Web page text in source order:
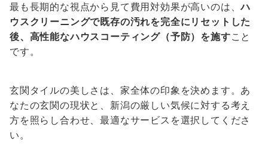
最も長期的な視点から見て費用対効果が高いのは、ハ
ウスクリーニングで既存の汚れを完全にリセットした
後、高性能なハウスコーティング（予防）を施すこと
です。
玄関タイルの美しさは、家全体の印象を決めます。あ
なたの玄関の現状と、新潟の厳しい気候に対する考え
方を照らし合わせ、最適なサービスを選択してくださ
い。